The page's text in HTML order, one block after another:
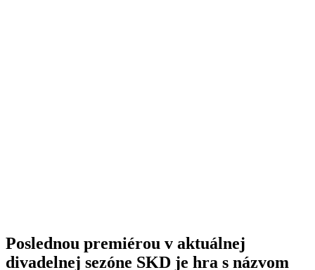
Poslednou premiérou v aktuálnej
divadelnej sezóne SKD je hra s názvom